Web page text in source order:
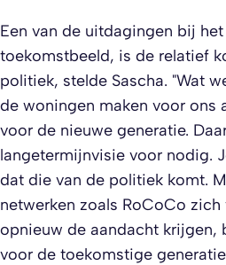
Een van de uitdagingen bij
toekomstbeeld, is de relatief
politiek, stelde Sascha. "Wat
de woningen maken voor ons
voor de nieuwe generatie.
langetermijnvisie voor nodig.
dat die van de politiek komt.
netwerken zoals RoCoCo zich
opnieuw de aandacht krijgen,
voor de toekomstige